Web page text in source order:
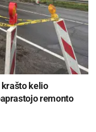
kelio
remonto